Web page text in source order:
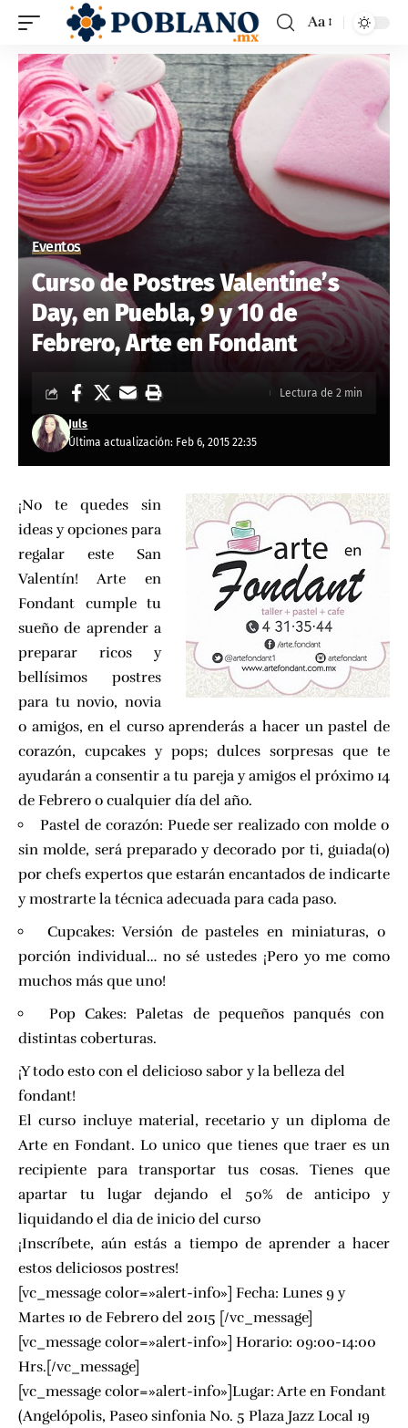
Aa
Eventos
Curso de Postres Valentine’s
Day, en Puebla, 9 y 10 de
Febrero, Arte en Fondant
Última actualización: Feb 6, 2015 22:35
Juls
Lectura de 2 min
¡No te quedes sin
ideas y opciones para
regalar este San
Valentín! Arte en
Fondant cumple tu
sueño de aprender a
preparar ricos y
bellísimos postres
para tu novio, novia
o amigos, en el curso aprenderás a hacer un pastel de
corazón, cupcakes y pops; dulces sorpresas que te
ayudarán a consentir a tu pareja y amigos el próximo 14
de Febrero o cualquier día del año.
Pastel de corazón: Puede ser realizado con molde o
sin molde, será preparado y decorado por ti, guiada(o)
por chefs expertos que estarán encantados de indicarte
y mostrarte la técnica adecuada para cada paso.
Cupcakes: Versión de pasteles en miniaturas, o
porción individual… no sé ustedes ¡Pero yo me como
muchos más que uno!
Pop Cakes: Paletas de pequeños panqués con
distintas coberturas.
¡Y todo esto con el delicioso sabor y la belleza del
fondant!
El curso incluye material, recetario y un diploma de
Arte en Fondant. Lo unico que tienes que traer es un
recipiente para transportar tus cosas. Tienes que
apartar tu lugar dejando el 50% de anticipo y
liquidando el dia de inicio del curso
¡Inscríbete, aún estás a tiempo de aprender a hacer
estos deliciosos postres!
[vc_message color=»alert-info»] Fecha: Lunes 9 y
Martes 10 de Febrero del 2015 [/vc_message]
[vc_message color=»alert-info»] Horario: 09:00-14:00
Hrs.[/vc_message]
[vc_message color=»alert-info»]Lugar: Arte en Fondant
(Angelópolis, Paseo sinfonia No. 5 Plaza Jazz Local 19